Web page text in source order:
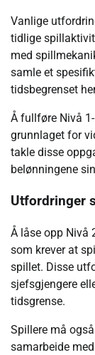
Vanlige
tidlige
med
samle et
tidsbegrenset
Å fullføre Nivå
grunnlaget for
takle disse
belønningene
Utfordringer
Å låse opp Nivå
som krever at
spillet. Disse
sjefsgjengere
tidsgrense.
Spillere må
samarbeide